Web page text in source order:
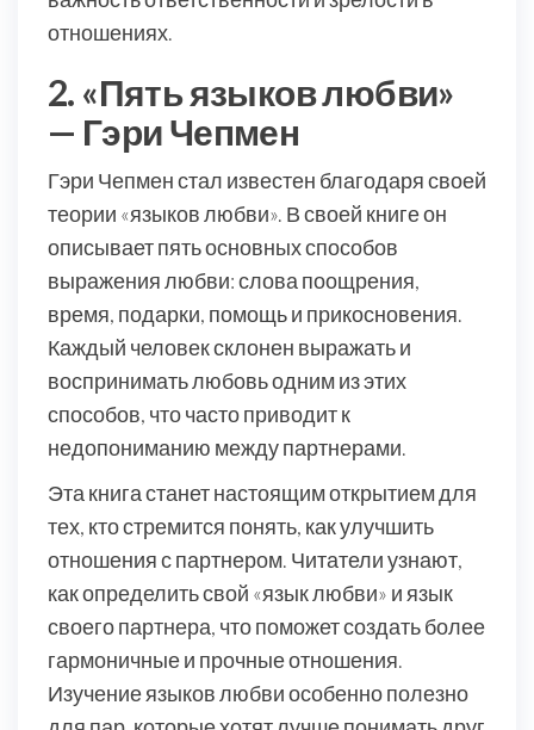
отношениях.
2. «Пять языков любви»
— Гэри Чепмен
Гэри Чепмен стал известен благодаря своей
теории «языков любви». В своей книге он
описывает пять основных способов
выражения любви: слова поощрения,
время, подарки, помощь и прикосновения.
Каждый человек склонен выражать и
воспринимать любовь одним из этих
способов, что часто приводит к
недопониманию между партнерами.
Эта книга станет настоящим открытием для
тех, кто стремится понять, как улучшить
отношения с партнером. Читатели узнают,
как определить свой «язык любви» и язык
своего партнера, что поможет создать более
гармоничные и прочные отношения.
Изучение языков любви особенно полезно